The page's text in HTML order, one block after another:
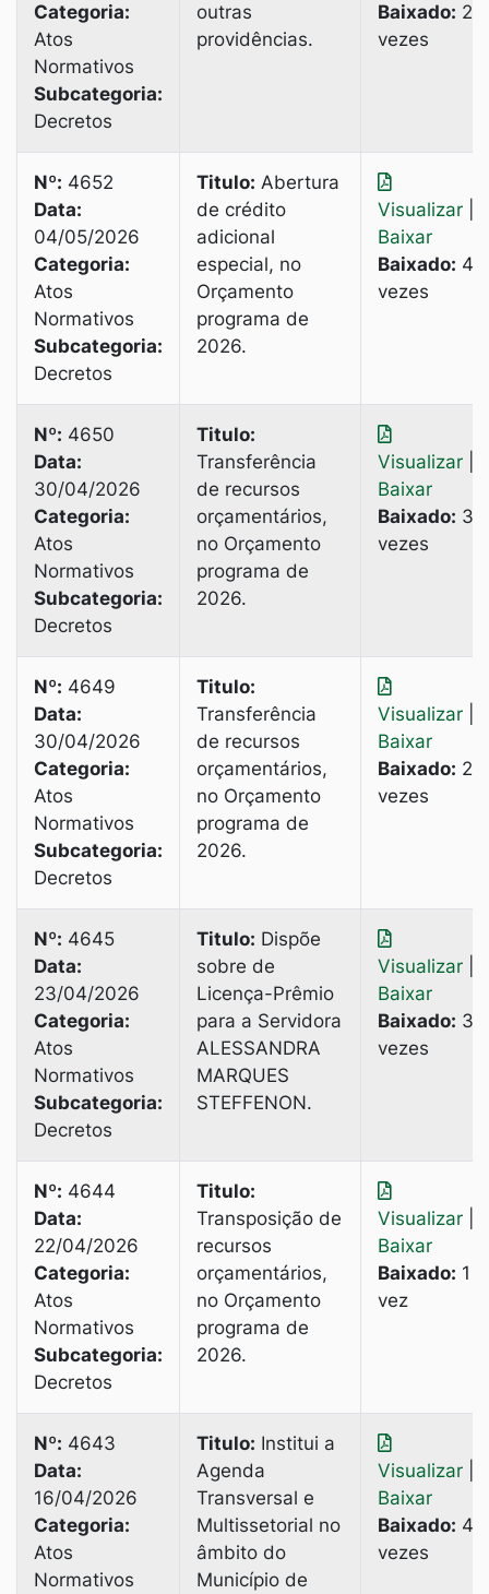
Categoria:
Atos
Normativos
Subcategoria:
Decretos
outras
providências.
Baixado: 2
vezes
Nº: 4652
Data:
04/05/2026
Categoria:
Atos
Normativos
Subcategoria:
Decretos
Titulo: Abertura
de crédito
adicional
especial, no
Orçamento
programa de
2026.
Visualizar
Baixar
Baixado: 4
vezes
Nº: 4650
Data:
30/04/2026
Categoria:
Atos
Normativos
Subcategoria:
Decretos
Titulo:
Transferência
de recursos
orçamentários,
no Orçamento
programa de
2026.
Visualizar
Baixar
Baixado: 3
vezes
Nº: 4649
Data:
30/04/2026
Categoria:
Atos
Normativos
Subcategoria:
Decretos
Titulo:
Transferência
de recursos
orçamentários,
no Orçamento
programa de
2026.
Visualizar
Baixar
Baixado: 2
vezes
Nº: 4645
Data:
23/04/2026
Categoria:
Atos
Normativos
Subcategoria:
Decretos
Titulo: Dispõe
sobre de
Licença-Prêmio
para a Servidora
ALESSANDRA
MARQUES
STEFFENON.
Visualizar
Baixar
Baixado: 3
vezes
Nº: 4644
Data:
22/04/2026
Categoria:
Atos
Normativos
Subcategoria:
Decretos
Titulo:
Transposição de
recursos
orçamentários,
no Orçamento
programa de
2026.
Visualizar
Baixar
Baixado: 1
vez
Nº: 4643
Data:
16/04/2026
Categoria:
Atos
Normativos
Titulo: Institui a
Agenda
Transversal e
Multissetorial no
âmbito do
Município de
Visualizar
Baixar
Baixado: 4
vezes